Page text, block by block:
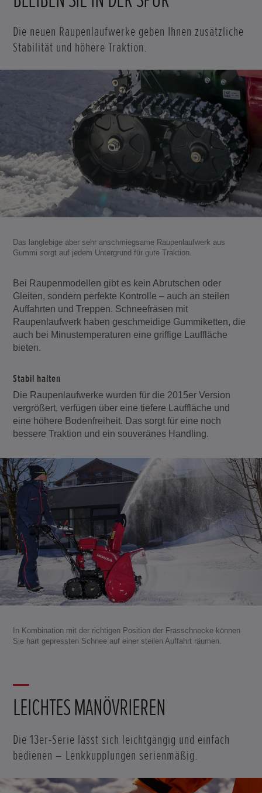
Die neuen Raupenlaufwerke geben Ihnen zusätzliche
Stabilität und höhere Traktion.
Das langlebige aber sehr anschmiegsame Raupenlaufwerk aus
Gummi sorgt auf jedem Untergrund für gute Traktion.
Bei Raupenmodellen gibt es kein Abrutschen oder
Gleiten, sondern perfekte Kontrolle – auch an steilen
Auffahrten und Treppen. Schneefräsen mit
Raupenlaufwerk haben geschmeidige Gummiketten, die
auch bei Minustemperaturen eine griffige Lauffläche
bieten.
Stabil halten
Die Raupenlaufwerke wurden für die 2015er Version
vergrößert, verfügen über eine tiefere Lauffläche und
eine höhere Bodenfreiheit. Das sorgt für eine noch
bessere Traktion und ein souveränes Handling.
In Kombination mit der richtigen Position der Frässchnecke können
Sie hart gepressten Schnee auf einer steilen Auffahrt räumen.
LEICHTES MANÖVRIEREN
Die 13er-Serie lässt sich leichtgängig und einfach
bedienen – Lenkkupplungen serienmäßig.